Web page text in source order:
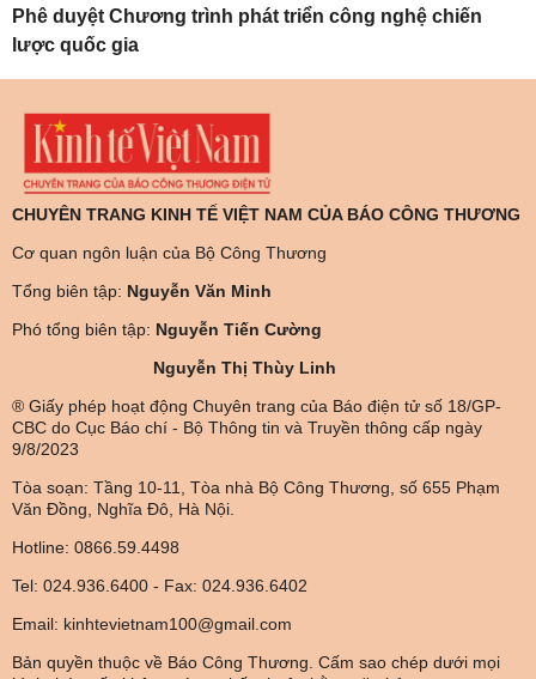
Phê duyệt Chương trình phát triển công nghệ chiến
lược quốc gia
CHUYÊN TRANG KINH TẾ VIỆT NAM CỦA BÁO CÔNG THƯƠNG
Cơ quan ngôn luận của Bộ Công Thương
Tổng biên tập: Nguyễn Văn Minh
Phó tổng biên tập: Nguyễn Tiến Cường
Nguyễn Thị Thùy Linh
® Giấy phép hoạt động Chuyên trang của Báo điện tử số 18/GP-
CBC do Cục Báo chí - Bộ Thông tin và Truyền thông cấp ngày
9/8/2023
Tòa soạn: Tầng 10-11, Tòa nhà Bộ Công Thương, số 655 Phạm
Văn Đồng, Nghĩa Đô, Hà Nội.
Hotline: 0866.59.4498
Tel: 024.936.6400 - Fax: 024.936.6402
Email: kinhtevietnam100@gmail.com
Bản quyền thuộc về Báo Công Thương. Cấm sao chép dưới mọi